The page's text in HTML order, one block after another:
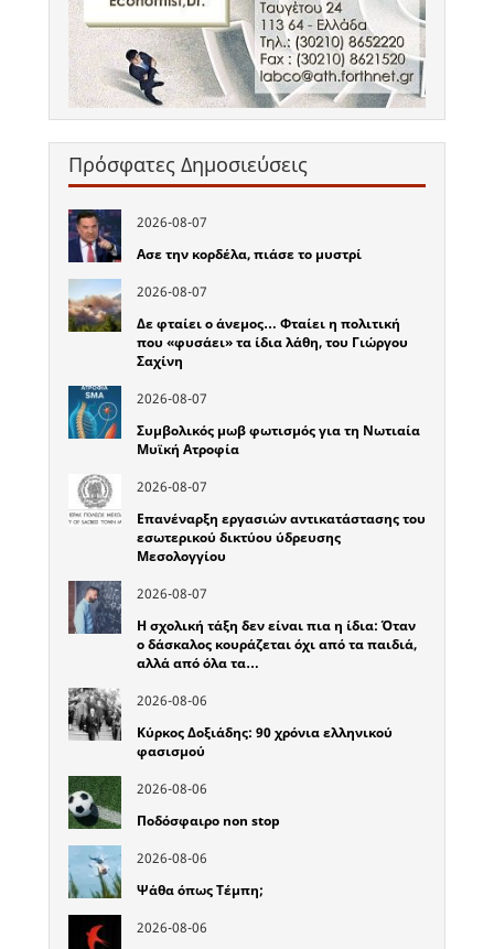
Πρόσφατες Δημοσιεύσεις
2026-08-07
Ασε την κορδέλα, πιάσε το μυστρί
2026-08-07
Δε φταίει ο άνεμος… Φταίει η πολιτική
που «φυσάει» τα ίδια λάθη, του Γιώργου
Σαχίνη
2026-08-07
Συμβολικός μωβ φωτισμός για τη Νωτιαία
Μυϊκή Ατροφία
2026-08-07
Επανέναρξη εργασιών αντικατάστασης του
εσωτερικού δικτύου ύδρευσης
Μεσολογγίου
2026-08-07
Η σχολική τάξη δεν είναι πια η ίδια: Όταν
ο δάσκαλος κουράζεται όχι από τα παιδιά,
αλλά από όλα τα…
2026-08-06
Κύρκος Δοξιάδης: 90 χρόνια ελληνικού
φασισμού
2026-08-06
Ποδόσφαιρο non stop
2026-08-06
Ψάθα όπως Τέμπη;
2026-08-06